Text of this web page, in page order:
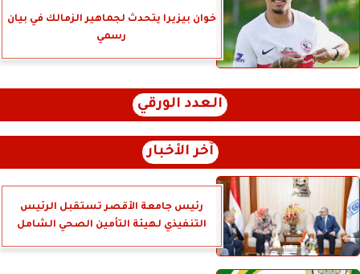
خوان بيزيرا يتحدث لجماهير الزمالك في بيان
رسمي
العدد الورقي
آخر الأخبار
رئيس جامعة الأقصر تستقبل الرئيس
التنفيذي لهيئة التأمين الصحي الشامل